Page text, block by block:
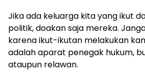
Jika ada keluarga kita yang ikut
politik, doakan saja mereka.
karena ikut-ikutan melakukan
adalah aparat penegak hukum,
ataupun relawan.